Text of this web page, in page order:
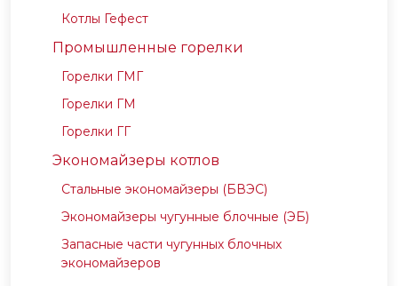
Котлы Гефест
Промышленные горелки
Горелки ГМГ
Горелки ГМ
Горелки ГГ
Экономайзеры котлов
Стальные экономайзеры (БВЭС)
Экономайзеры чугунные блочные (ЭБ)
Запасные части чугунных блочных
экономайзеров